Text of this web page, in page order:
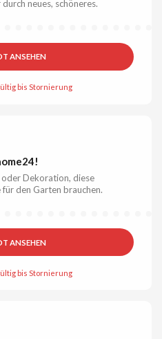
neues, schöneres.
ANSEHEN
bis Stornierung
Dekoration, diese
den Garten brauchen.
ANSEHEN
bis Stornierung